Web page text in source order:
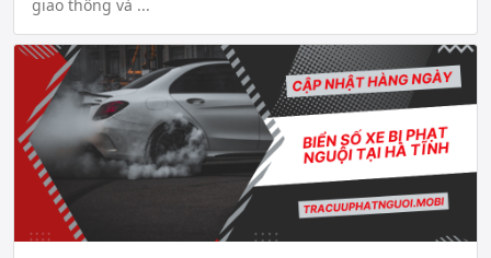
giao thông và ...